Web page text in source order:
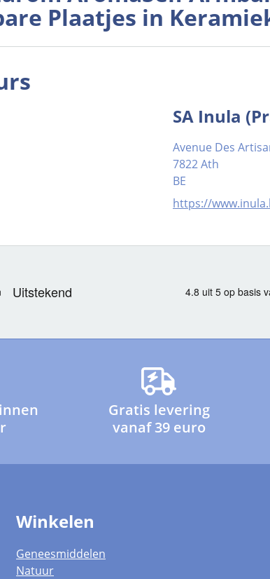
Plaatjes in
SA Inula
Avenue Des
7822 Ath
BE
https://
Gratis levering
vanaf 39 euro
Winkelen
Geneesmiddelen
Natuur